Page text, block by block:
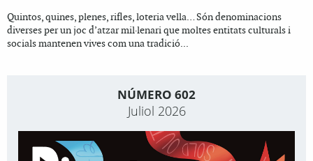
Quintos, quines, plenes, rifles, loteria vella… Són denominacions
diverses per un joc d’atzar mil·lenari que moltes entitats culturals i
socials mantenen vives com una tradició...
NÚMERO 602
Juliol 2026